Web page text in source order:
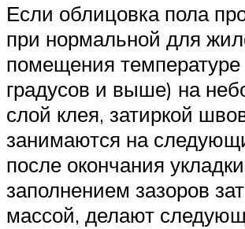
Если облицовка пола
при нормальной для
помещения температуре
градусов и выше) на
слой клея, затиркой
занимаются на
после окончания
заполнением зазоров
массой, делают